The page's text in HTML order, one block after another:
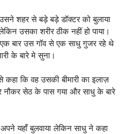
शहर से बड़े बड़े डॉक्टर को बुलाया
उसका शरीर ठीक नहीं हो पाया।
बार उस गॉव से एक साधु गुजर रहे थे
के बारे मे सुना।
कि वह उसकी बीमारी का इलाज़
सेठ के पास गया और साधु के बारे
यहाँ बुलवाया लेकिन साधु ने कहा